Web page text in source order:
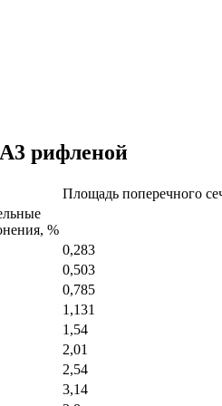
рифленой
Площадь поперечного
%
0,283
0,503
0,785
1,131
1,54
2,01
2,54
3,14